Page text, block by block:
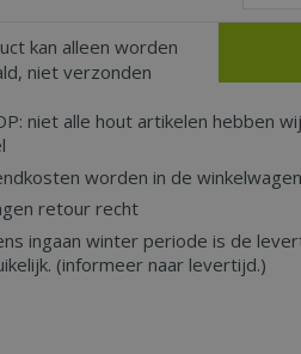
kan alleen worden
niet verzonden
niet alle hout artikelen hebben
worden in de
retour recht
ingaan winter periode is de
(informeer naar levertijd.)